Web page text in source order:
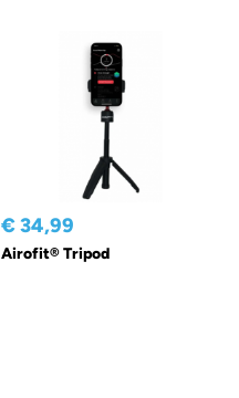
€ 34,99
Airofit® Tripod